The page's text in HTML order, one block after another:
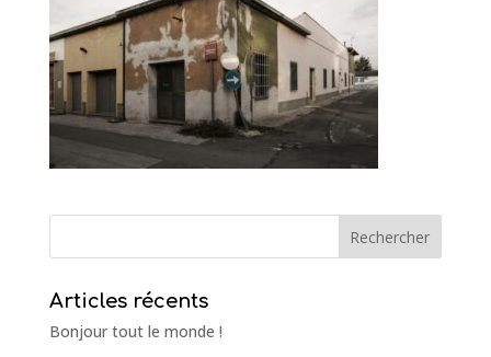
Articles récents
Bonjour tout le monde !